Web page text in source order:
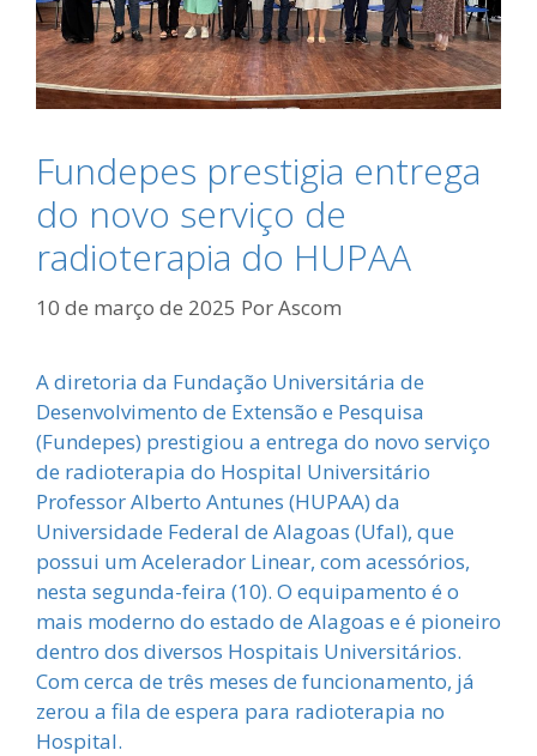
Fundepes prestigia entrega
do novo serviço de
radioterapia do HUPAA
10 de março de 2025 PorAscom
A diretoria da Fundação Universitária de
Desenvolvimento de Extensão e Pesquisa
(Fundepes) prestigiou a entrega do novo serviço
de radioterapia do Hospital Universitário
Professor Alberto Antunes (HUPAA) da
Universidade Federal de Alagoas (Ufal), que
possui um Acelerador Linear, com acessórios,
nesta segunda-feira (10). O equipamento é o
mais moderno do estado de Alagoas e é pioneiro
dentro dos diversos Hospitais Universitários.
Com cerca de três meses de funcionamento, já
zerou a fila de espera para radioterapia no
Hospital.